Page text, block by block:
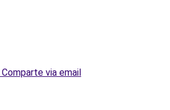
Comparte via email